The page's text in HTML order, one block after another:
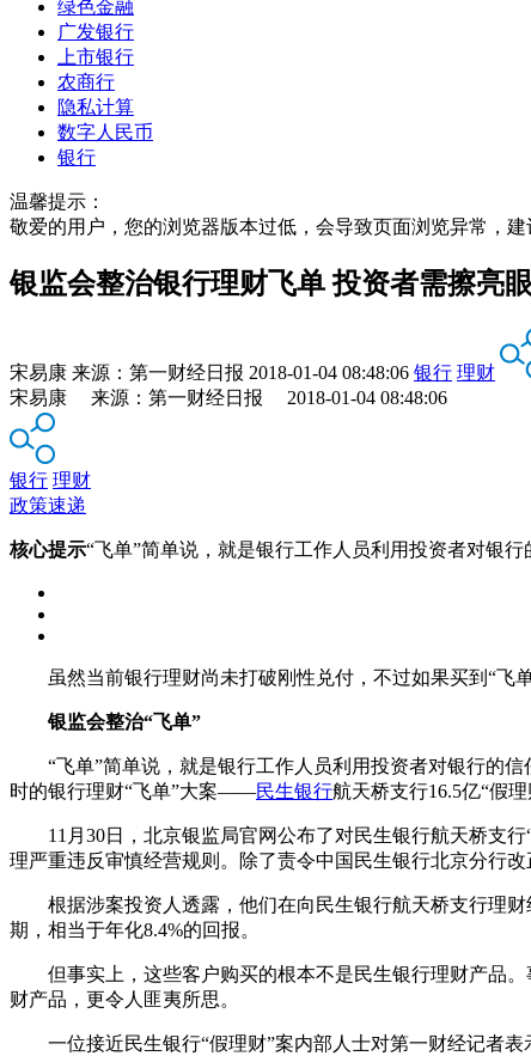
绿色金融
广发银行
上市银行
农商行
隐私计算
数字人民币
银行
温馨提示：
敬爱的用户，您的浏览器版本过低，会导致页面浏览异常，
银监会整治银行理财飞单 投资者需擦亮
宋易康 来源： 第一财经日报 2018-01-04 08:48:06 银行 理财
宋易康 来源：第一财经日报 2018-01-04 08:48:06
银行 理财
政策速递
核心提示“飞单”简单说，就是银行工作人员利用投资者对银
虽然当前银行理财尚未打破刚性兑付，不过如果买到“飞单
银监会整治“飞单”
“飞单”简单说，就是银行工作人员利用投资者对银行的信
时的银行理财“飞单”大案——民生银行航天桥支行16.5亿“假
11月30日，北京银监局官网公布了对民生银行航天桥支行
理严重违反审慎经营规则。除了责令中国民生银行北京分行
根据涉案投资人透露，他们在向民生银行航天桥支行理财
期，相当于年化8.4%的回报。
但事实上，这些客户购买的根本不是民生银行理财产品。
财产品，更令人匪夷所思。
一位接近民生银行“假理财”案内部人士对第一财经记者表